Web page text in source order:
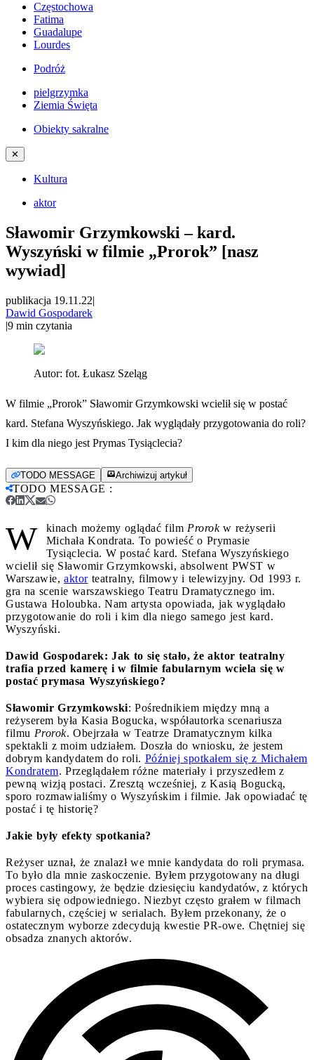
Częstochowa
Fatima
Guadalupe
Lourdes
Podróż
pielgrzymka
Ziemia Święta
Obiekty sakralne
✕
Kultura
aktor
Sławomir Grzymkowski – kard.
Wyszyński w filmie „Prorok” [nasz
wywiad]
publikacja 19.11.22|
Dawid Gospodarek
|9 min czytania
Autor: fot. Łukasz Szeląg
W filmie „Prorok” Sławomir Grzymkowski wcielił się w postać
kard. Stefana Wyszyńskiego. Jak wyglądały przygotowania do roli?
I kim dla niego jest Prymas Tysiąclecia?
TODO MESSAGE Archiwizuj artykuł
TODO MESSAGE :
W kinach możemy oglądać film Prorokw reżyserii
Michała Kondrata. To powieść o Prymasie
Tysiąclecia. W postać kard. Stefana Wyszyńskiego
wcielił się Sławomir Grzymkowski, absolwent PWST w
Warszawie, aktorteatralny, filmowy i telewizyjny. Od 1993 r.
gra na scenie warszawskiego Teatru Dramatycznego im.
Gustawa Holoubka. Nam artysta opowiada, jak wyglądało
przygotowanie do roli i kim dla niego samego jest kard.
Wyszyński.
Dawid Gospodarek: Jak to się stało, że aktor teatralny
trafia przed kamerę i w filmie fabularnym wciela się w
postać prymasa Wyszyńskiego?
Sławomir Grzymkowski: Pośrednikiem między mną a
reżyserem była Kasia Bogucka, współautorka scenariusza
filmu Prorok. Obejrzała w Teatrze Dramatycznym kilka
spektakli z moim udziałem. Doszła do wniosku, że jestem
dobrym kandydatem do roli. Później spotkałem się z Michałem
Kondratem. Przeglądałem różne materiały i przyszedłem z
pewną wizją postaci. Zresztą wcześniej, z Kasią Bogucką,
sporo rozmawialiśmy o Wyszyńskim i filmie. Jak opowiadać tę
postać i tę historię?
Jakie były efekty spotkania?
Reżyser uznał, że znalazł we mnie kandydata do roli prymasa.
To było dla mnie zaskoczenie. Byłem przygotowany na długi
proces castingowy, że będzie dziesięciu kandydatów, z których
wybiera się odpowiedniego. Niezbyt często grałem w filmach
fabularnych, częściej w serialach. Byłem przekonany, że o
ostatecznym wyborze zdecydują kwestie PR-owe. Chętniej się
obsadza znanych aktorów.